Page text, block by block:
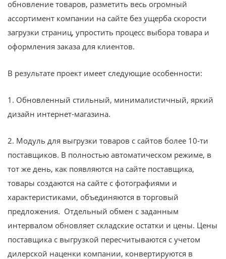
обновление товаров, разметить весь огромный
ассортимент компании на сайте без ущерба скорости
загрузки страниц, упростить процесс выбора товара и
оформления заказа для клиентов.
В результате проект имеет следующие особенности:
1. Обновленный стильный, минималистичный, яркий
дизайн интернет-магазина.
2. Модуль для выгрузки товаров с сайтов более 10-ти
поставщиков. В полностью автоматическом режиме, в
тот же день, как появляются на сайте поставщика,
товары создаются на сайте с фотографиями и
характеристиками, объединяются в торговый
предложения. Отдельный обмен с заданным
интервалом обновляет складские остатки и цены. Цены
поставщика с выгрузкой пересчитываются с учетом
дилерской наценки компании, конвертируются в